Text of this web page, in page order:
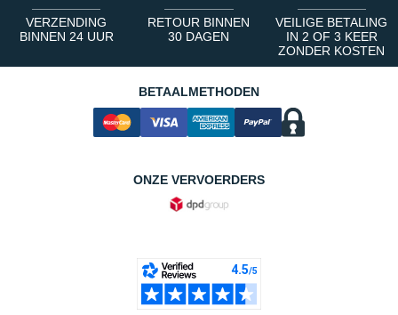
VERZENDING
BINNEN 24 UUR
RETOUR BINNEN
30 DAGEN
VEILIGE BETALING
IN 2 OF 3 KEER
ZONDER KOSTEN
BETAALMETHODEN
ONZE VERVOERDERS